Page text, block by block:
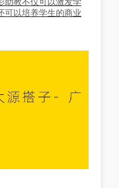
可以培养学生的商业